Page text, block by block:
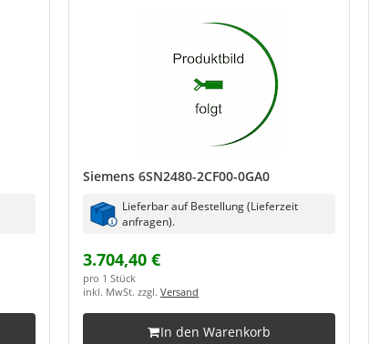
Siemens 6SN2480-2CF00-0GA0
Lieferbar auf Bestellung (Lieferzeit
anfragen).
3.704,40 €
pro 1 Stück
inkl. MwSt. zzgl. Versand
In den Warenkorb